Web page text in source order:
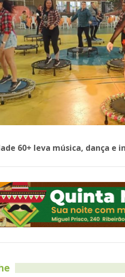
60+ leva música, dança e